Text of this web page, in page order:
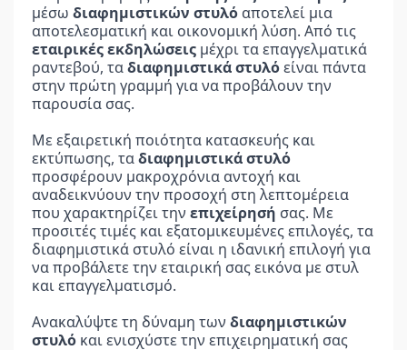
μέσω διαφημιστικών στυλό αποτελεί μια
εταιρικές εκδηλώσεις μέχρι τα επαγγελματικά
ραντεβού, τα διαφημιστικά στυλό είναι πάντα
στην πρώτη γραμμή για να προβάλουν την
παρουσία σας.
Με εξαιρετική ποιότητα κατασκευής και
εκτύπωσης, τα διαφημιστικά στυλό
προσφέρουν μακροχρόνια αντοχή και
αναδεικνύουν την προσοχή στη λεπτομέρεια
που χαρακτηρίζει την επιχείρησή σας. Με
προσιτές τιμές και εξατομικευμένες επιλογές, τα
διαφημιστικά στυλό είναι η ιδανική επιλογή για
να προβάλετε την εταιρική σας εικόνα με στυλ
και επαγγελματισμό.
Ανακαλύψτε τη δύναμη των διαφημιστικών
στυλό και ενισχύστε την επιχειρηματική σας